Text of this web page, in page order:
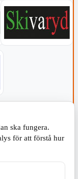
ska fungera.
för att förstå hur